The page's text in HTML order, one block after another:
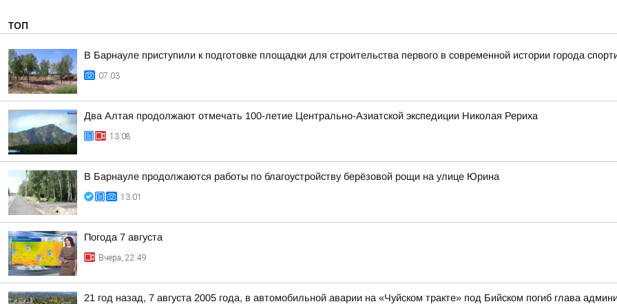
ТОП
В Барнауле приступили к подготовке площадки для строительства первого в современной истории города
07:03
Два Алтая продолжают отмечать 100-летие Центрально-Азиатской экспедиции Николая Рериха
13:08
В Барнауле продолжаются работы по благоустройству берёзовой рощи на улице Юрина
13:01
Погода 7 августа
Вчера, 22:49
21 год назад, 7 августа 2005 года, в автомобильной аварии на «Чуйском тракте» под Бийском погиб глава